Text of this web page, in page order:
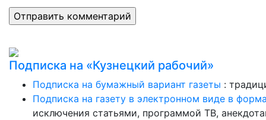
Подписка на «Кузнецкий рабочий»
Подписка на бумажный вариант газеты :
Подписка на газету в электронном виде в
исключения статьями, программой ТВ,